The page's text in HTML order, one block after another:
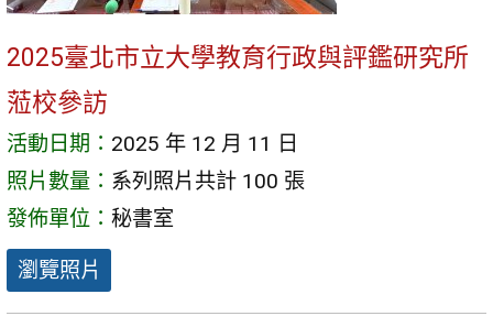
2025臺北市立大學教育行政與評鑑研究所
蒞校參訪
活動日期： 2025 年 12 月 11 日
照片數量： 系列照片共計 100 張
發佈單位： 秘書室
瀏覽照片